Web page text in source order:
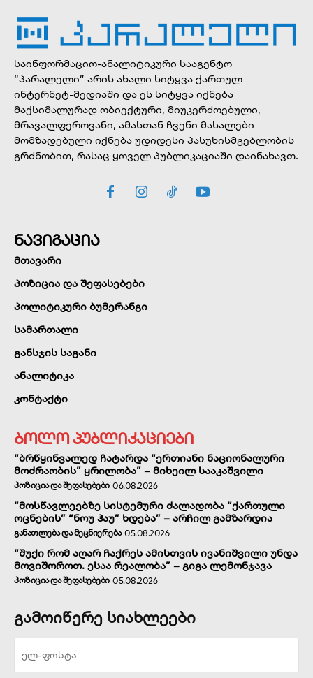
საინფორმაციო-ანალიტიკური სააგენტო
“პარალელი” არის ახალი სიტყვა ქართულ
ინტერნეტ-მედიაში და ეს სიტყვა იქნება
მაქსიმალურად ობიექტური, მიუკერძოებული,
მრავალფეროვანი, ამასთან ჩვენი მასალები
მომზადებული იქნება უდიდესი პასუხისმგებლობის
გრძნობით, რასაც ყოველ პუბლიკაციაში დაინახავთ.
ნავიგაცია
მთავარი
პოზიცია და შეფასებები
პოლიტიკური ბუმერანგი
სამართალი
განსჯის საგანი
ანალიტიკა
კონტაქტი
ბოლო პუბლიკაციები
“ბრწყინვალედ ჩატარდა “ერთიანი ნაციონალური
მოძრაობის” ყრილობა” – მიხეილ სააკაშვილი
ᲞᲝᲖᲘᲪᲘᲐ ᲓᲐ ᲨᲔᲤᲐᲡᲔᲑᲔᲑᲘ 06.08.2026
“მოსწავლეებზე სისტემური ძალადობა “ქართული
ოცნების” “ნოუ ჰაუ” ხდება” – არჩილ გამზარდია
ᲒᲐᲜᲐᲗᲚᲔᲑᲐ ᲓᲐ ᲛᲔᲪᲜᲘᲔᲠᲔᲑᲐ 05.08.2026
“შუქი რომ აღარ ჩაქრეს ამისთვის ივანიშვილი უნდა
მოვიშოროთ. ესაა რეალობა” – გიგა ლემონჯავა
ᲞᲝᲖᲘᲪᲘᲐ ᲓᲐ ᲨᲔᲤᲐᲡᲔᲑᲔᲑᲘ 05.08.2026
გამოიწერე სიახლეები